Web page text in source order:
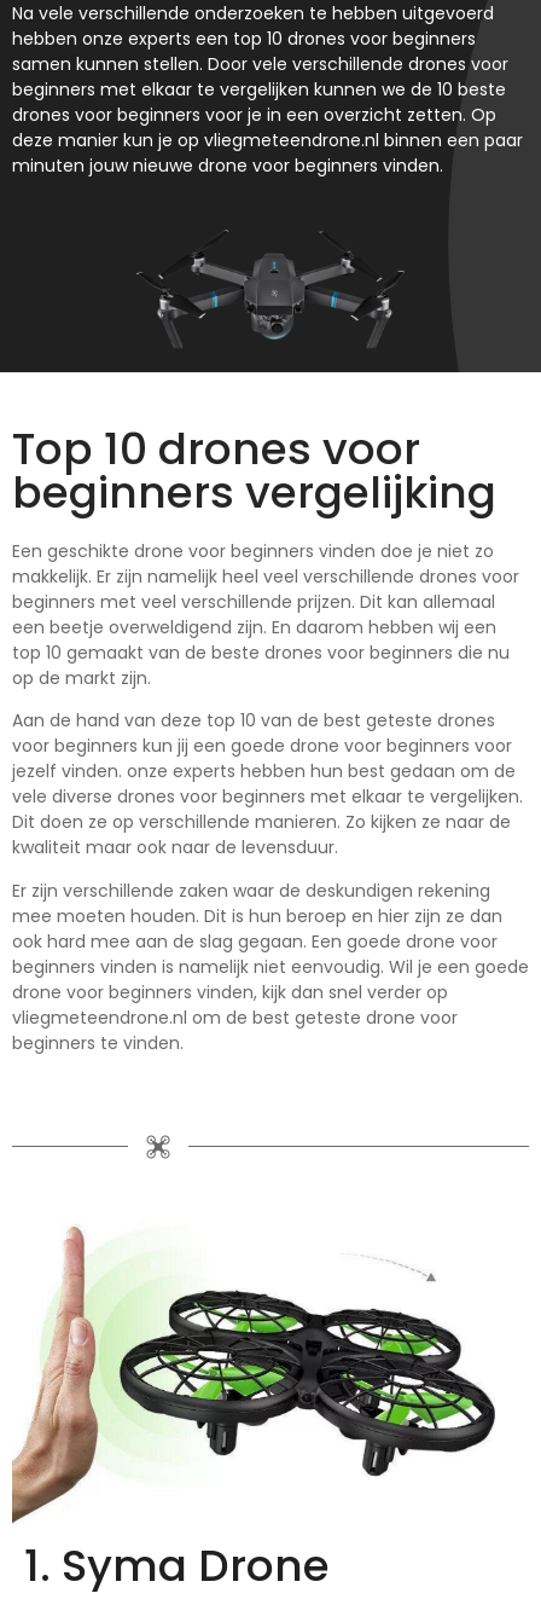
Na vele verschillende onderzoeken te hebben uitgevoerd
hebben onze experts een top 10 drones voor beginners
samen kunnen stellen. Door vele verschillende drones voor
beginners met elkaar te vergelijken kunnen we de 10 beste
drones voor beginners voor je in een overzicht zetten. Op
deze manier kun je op vliegmeteendrone.nl binnen een paar
minuten jouw nieuwe drone voor beginners vinden.
Top 10 drones voor
beginners vergelijking
Een geschikte drone voor beginners vinden doe je niet zo
makkelijk. Er zijn namelijk heel veel verschillende drones voor
beginners met veel verschillende prijzen. Dit kan allemaal
een beetje overweldigend zijn. En daarom hebben wij een
top 10 gemaakt van de beste drones voor beginners die nu
op de markt zijn.
Aan de hand van deze top 10 van de best geteste drones
voor beginners kun jij een goede drone voor beginners voor
jezelf vinden. onze experts hebben hun best gedaan om de
vele diverse drones voor beginners met elkaar te vergelijken.
Dit doen ze op verschillende manieren. Zo kijken ze naar de
kwaliteit maar ook naar de levensduur.
Er zijn verschillende zaken waar de deskundigen rekening
mee moeten houden. Dit is hun beroep en hier zijn ze dan
ook hard mee aan de slag gegaan. Een goede drone voor
beginners vinden is namelijk niet eenvoudig. Wil je een goede
drone voor beginners vinden, kijk dan snel verder op
vliegmeteendrone.nl om de best geteste drone voor
beginners te vinden.
1. Syma Drone